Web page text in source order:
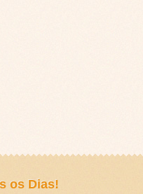
os Dias!